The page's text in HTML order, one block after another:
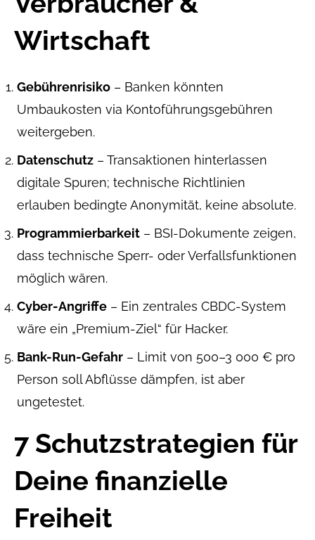
Wirtschaft
Gebühren­risiko – Banken könnten
Umbaukosten via Kontoführungsgebühren
weitergeben.
Datenschutz – Transaktionen hinterlassen
digitale Spuren; technische Richtlinien
erlauben bedingte Anonymität, keine absolute.
Programmier­barkeit – BSI-Dokumente zeigen,
dass technische Sperr- oder Verfallsfunktionen
möglich wären.
Cyber-Angriffe – Ein zentrales CBDC-System
wäre ein „Premium-Ziel“ für Hacker.
Bank-Run-Gefahr – Limit von 500–3 000 € pro
Person soll Abflüsse dämpfen, ist aber
ungetestet.
7 Schutzstrategien für
Deine finanzielle
Freiheit